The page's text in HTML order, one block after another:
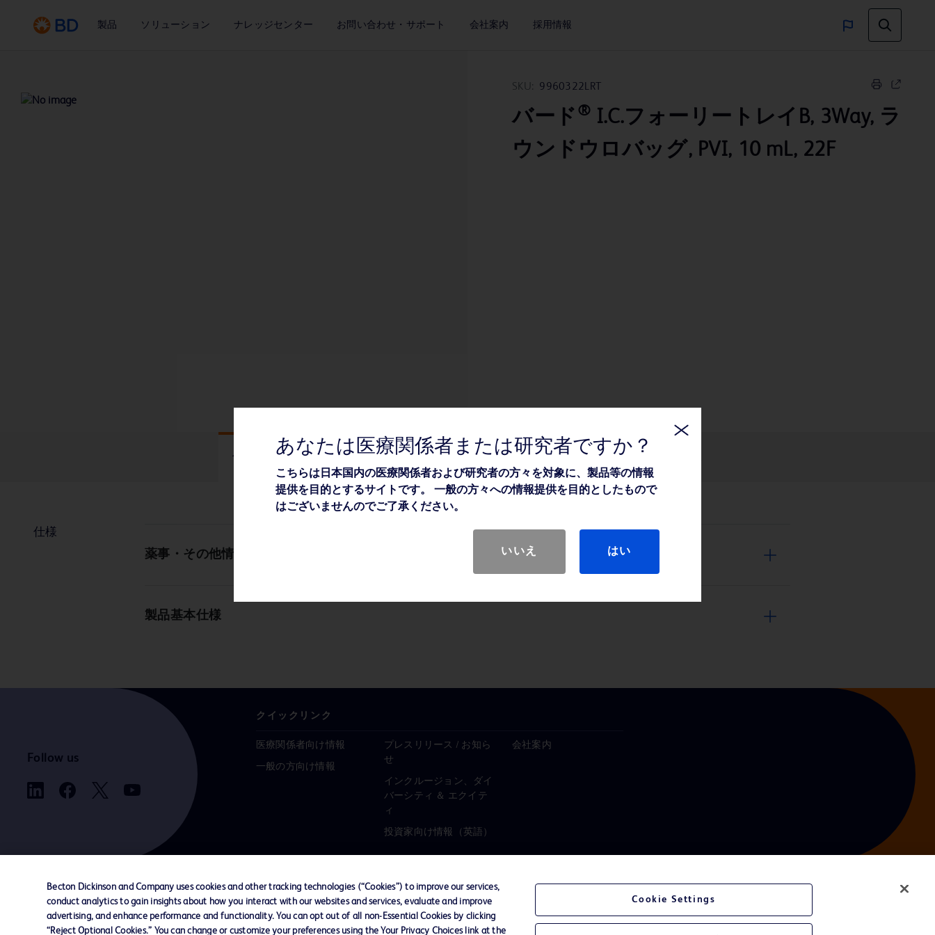
製品 ソリューション ナレッジセンター お問い合わせ・サポート 会社案内 採用情報
SKU: 9960322LRT
バード ® I.C.フォーリートレイB, 3Way, ラ
ウンドウロバッグ, PVI, 10 mL, 22F
仕様
仕様
薬事・その他情報
製品基本仕様
Follow us
クイックリンク
医療関係者向け情報
一般の方向け情報
プレスリリース / お知ら
せ
インクルージョン、ダイ
バーシティ ＆ エクイテ
ィ
投資家向け情報（英語）
会社案内
お問い合わせ Cookie Preferences プライバシーポリシー ご利用規約
あなたは医療関係者または研究者ですか？
こちらは日本国内の医療関係者および研究者の方々を対象に、製品等の情報
提供を目的とするサイトです。 一般の方々への情報提供を目的としたもので
はございませんのでご了承ください。
いいえ はい
Becton Dickinson and Company uses cookies and other tracking technologies (“Cookies”) to improve our services,
conduct analytics to gain insights about how you interact with our websites and services, evaluate and improve
advertising, and enhance performance and functionality. You can opt out of all non-Essential Cookies by clicking
“Reject Optional Cookies.” You can change or customize your preferences using the Your Privacy Choices link at the
Cookie Settings